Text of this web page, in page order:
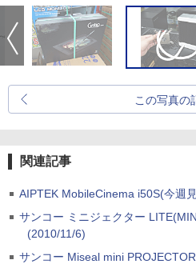
この写真の
関連記事
AIPTEK MobileCinema i50S(今週
サンコー ミニジェクター
(2010/11/6)
サンコー Miseal mini